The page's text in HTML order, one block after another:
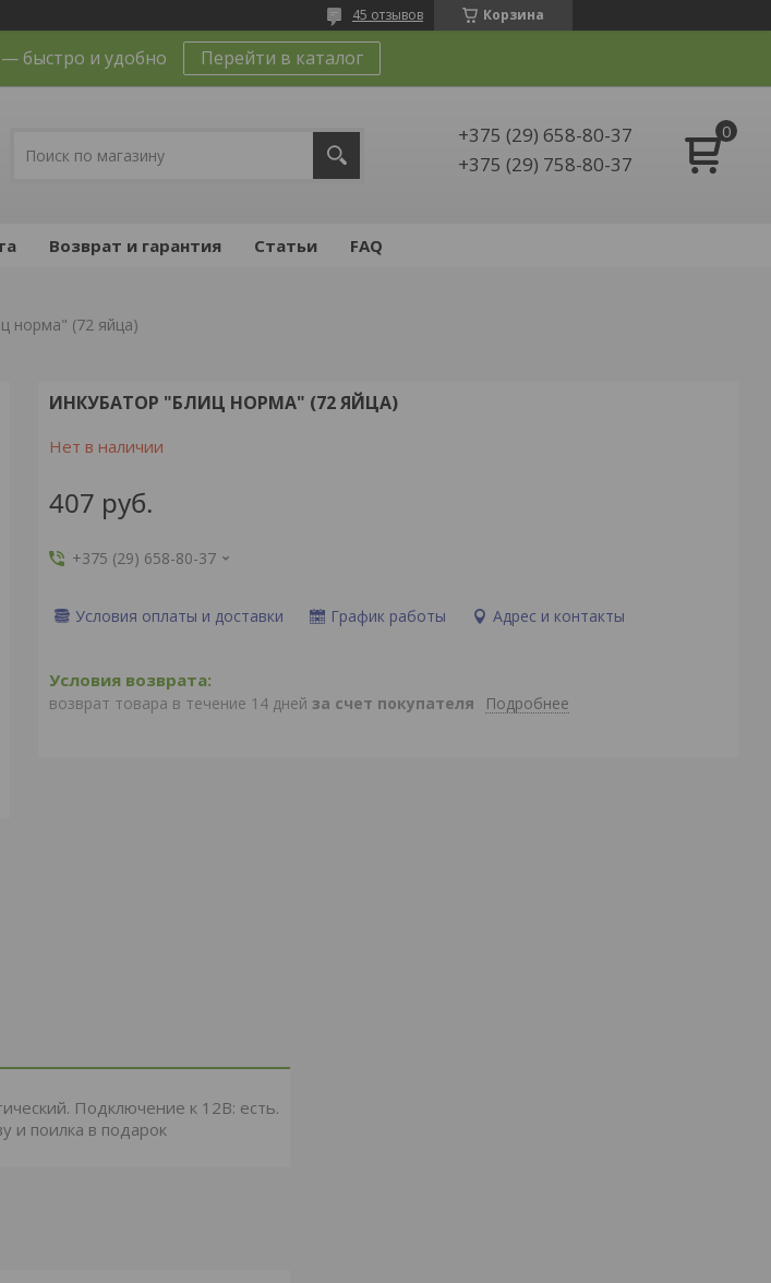
Корзина
45 отзывов
— быстро и удобно Перейти в каталог
+375 (29) 658-80-37
+375 (29) 758-80-37
Возврат и гарантия Статьи FAQ
норма" (72 яйца)
ИНКУБАТОР "БЛИЦ НОРМА" (72 ЯЙЦА)
Нет в наличии
407 руб.
+375 (29) 658-80-37
Условия оплаты и доставки График работы Адрес и контакты
возврат товара в течение 14 дней за счет покупателя Подробнее
Подключение к 12В: есть.
и поилка в подарок